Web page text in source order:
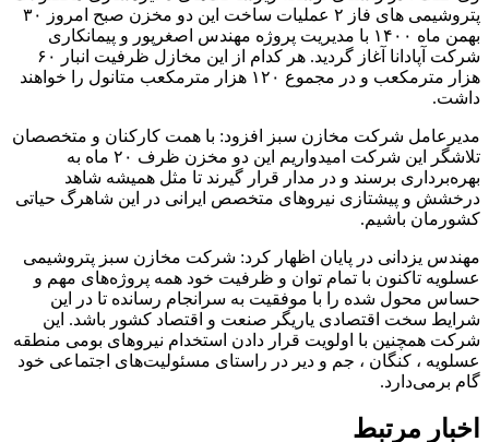
پتروشیمی هاى فاز ۲ عملیات ساخت این دو‌ مخزن صبح امروز ۳۰
بهمن ماه ۱۴۰۰ با مدیریت پروژه مهندس اصغرپور و پیمانکاری
شرکت آپادانا آغاز گردید. هر کدام از این مخازل ظرفیت انبار ۶۰
هزار مترمکعب و در مجموع ۱۲۰ هزار مترمکعب متانول را خواهند
داشت.
مدیرعامل شرکت مخازن سبز افزود: با همت کارکنان و متخصصان
تلاشگر این شرکت امیدواریم این دو مخزن ظرف ۲۰ ماه به
بهره‌برداری برسند و در مدار قرار گیرند تا مثل همیشه شاهد
درخشش و پیشتازی نیروهای متخصص ایرانی در این شاهرگ حیاتی
کشورمان باشیم.
مهندس یزدانى در پایان اظهار کرد: شرکت مخازن سبز پتروشیمى
عسلویه تاکنون با تمام توان و ظرفیت خود همه پروژه‌های مهم و
حساس محول شده را با موفقیت به سرانجام رسانده تا در این
شرایط سخت اقتصادی یاریگر صنعت و اقتصاد کشور باشد. این
شرکت همچنین با اولویت قرار دادن استخدام نیروهای بومی منطقه
عسلویه ، کنگان ، جم و دیر در راستای مسئولیت‌های اجتماعی خود
گام برمی‌دارد.
اخبار مرتبط